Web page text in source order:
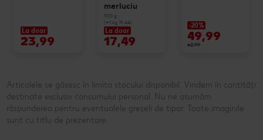
La doar
23,99
merluciu
900 g
(=1 kg 19.44)
La doar
17,49
-20%
49,99
62,99
Articolele se găsesc în limita stocului disponibil. Vindem în cantități
destinate exclusiv consumului personal. Nu ne asumăm
răspunderea pentru eventualele greșeli de tipar. Toate imaginile
sunt cu titlu de prezentare.